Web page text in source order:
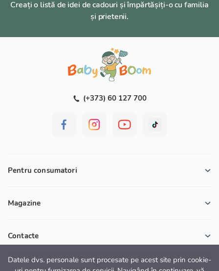
Creați o listă de idei de cadouri și împărtășiți-o cu familia
și prietenii.
(+373) 60 127 700
Pentru consumatori
Magazine
Contacte
Datele dvs. personale sunt procesate pe acest site prin cookie-